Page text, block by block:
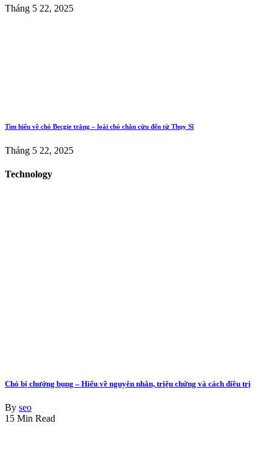
Tháng 5 22, 2025
Tìm hiểu về chó Becgie trắng – loài chó chăn cừu đến từ Thụy Sĩ
Tháng 5 22, 2025
Technology
Chó bị chướng bụng – Hiểu về nguyên nhân, triệu chứng và cách điều trị
By seo
15 Min Read